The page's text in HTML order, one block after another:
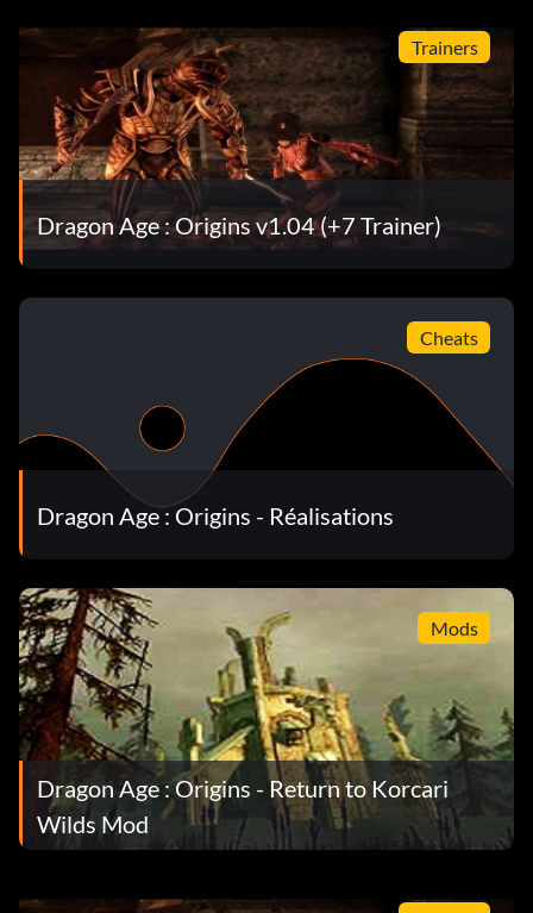
Trainers
Dragon Age : Origins v1.04 (+7 Trainer)
Cheats
Dragon Age : Origins - Réalisations
Mods
Dragon Age : Origins - Return to Korcari
Wilds Mod